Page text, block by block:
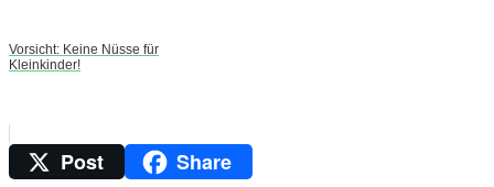
Vorsicht: Keine Nüsse für
Kleinkinder!
Post Share